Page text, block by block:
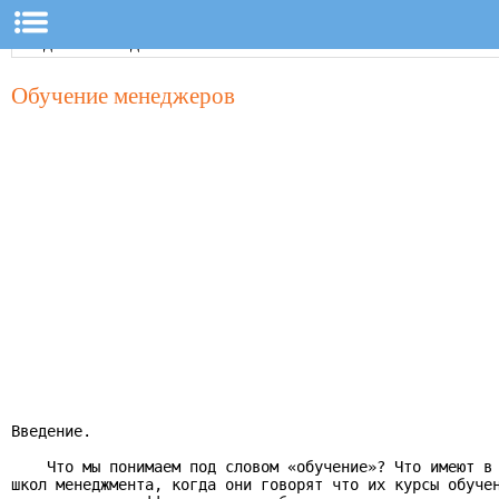
Обучение менеджеров
Введение.
Что мы понимаем под словом «обучение»? Что имеют
школ менеджмента, когда они говорят что их курсы